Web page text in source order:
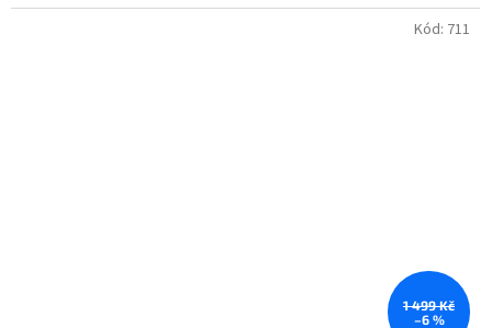
1 499 Kč
–6 %
Kód: 711